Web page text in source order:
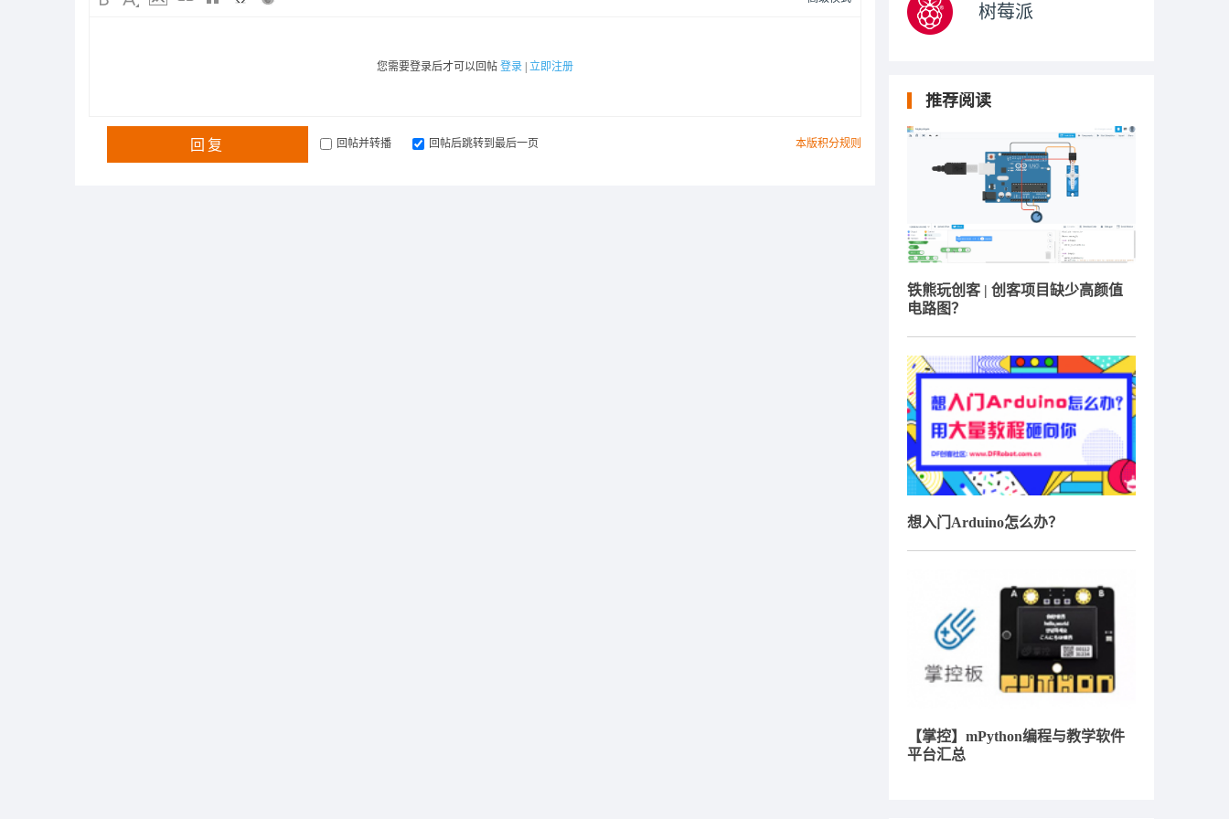
您需要登录后才可以回帖 登录 立即注册
本版积分规则
回复 回帖并转播 回帖后跳转到最后一页
树莓派
推荐阅读
铁熊玩创客 | 创客项目缺少高颜值
电路图？
想入门Arduino怎么办？
【掌控】mPython编程与教学软件
平台汇总